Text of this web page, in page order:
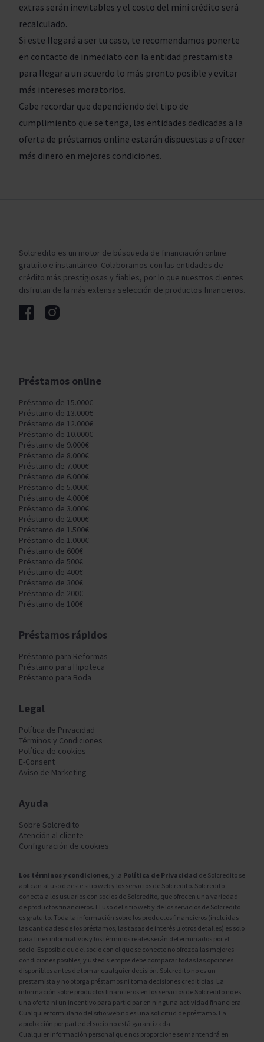
extras serán inevitables y el costo del mini crédito será
recalculado.
Si este llegará a ser tu caso, te recomendamos ponerte
en contacto de inmediato con la entidad prestamista
para llegar a un acuerdo lo más pronto posible y evitar
más intereses moratorios.
Cabe recordar que dependiendo del tipo de
cumplimiento que se tenga, las entidades dedicadas a la
oferta de préstamos online estarán dispuestas a ofrecer
más dinero en mejores condiciones.
Solcredito es un motor de búsqueda de financiación online
gratuito e instantáneo. Colaboramos con las entidades de
crédito más prestigiosas y fiables, por lo que nuestros clientes
disfrutan de la más extensa selección de productos financieros.
Préstamos online
Préstamo de 15.000€
Préstamo de 13.000€
Préstamo de 12.000€
Préstamo de 10.000€
Préstamo de 9.000€
Préstamo de 8.000€
Préstamo de 7.000€
Préstamo de 6.000€
Préstamo de 5.000€
Préstamo de 4.000€
Préstamo de 3.000€
Préstamo de 2.000€
Préstamo de 1.500€
Préstamo de 1.000€
Préstamo de 600€
Préstamo de 500€
Préstamo de 400€
Préstamo de 300€
Préstamo de 200€
Préstamo de 100€
Préstamos rápidos
Préstamo para Reformas
Préstamo para Hipoteca
Préstamo para Boda
Legal
Política de Privacidad
Términos y Condiciones
Política de cookies
E-Consent
Aviso de Marketing
Ayuda
Sobre Solcredito
Atención al cliente
Configuración de cookies
Los términos y condiciones, y la Política de Privacidad de Solcredito se
aplican al uso de este sitio web y los servicios de Solcredito. Solcredito
conecta a los usuarios con socios de Solcredito, que ofrecen una variedad
de productos financieros. El uso del sitio web y de los servicios de Solcredito
es gratuito. Toda la información sobre los productos financieros (incluidas
las cantidades de los préstamos, las tasas de interés u otros detalles) es solo
para fines informativos y los términos reales serán determinados por el
socio. Es posible que el socio con el que se conecte no ofrezca las mejores
condiciones posibles, y usted siempre debe comparar todas las opciones
disponibles antes de tomar cualquier decisión. Solcredito no es un
prestamista y no otorga préstamos ni toma decisiones crediticias. La
información sobre productos financieros en los servicios de Solcredito no es
una oferta ni un incentivo para participar en ninguna actividad financiera.
Cualquier formulario del sitio web no es una solicitud de préstamo. La
aprobación por parte del socio no está garantizada.
Cualquier información personal que nos proporcione se mantendrá en